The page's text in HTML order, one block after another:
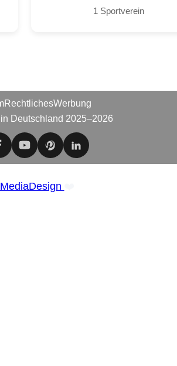
1 Sportverein
RechtlichesWerbung
Deutschland 2025–2026